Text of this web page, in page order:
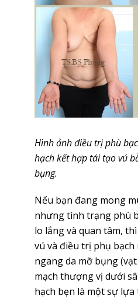
Hình ảnh điều trị phù
hạch kết hợp tái tạo vú
bụng.
Nếu bạn đang mong
nhưng tình trạng phù
lo lắng và quan tâm,
vú và điều trị phụ bạch
ngang da mỡ bụng
mạch thượng vị dưới
hạch bẹn là một sự